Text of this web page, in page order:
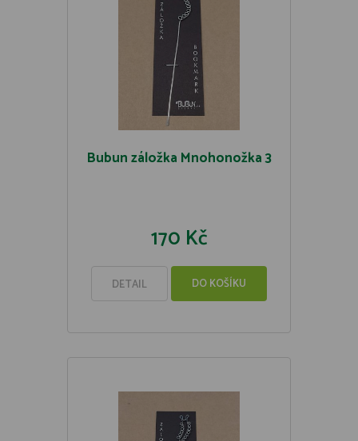
Bubun záložka Mnohonožka 3
170 Kč
DETAIL DO KOŠÍKU